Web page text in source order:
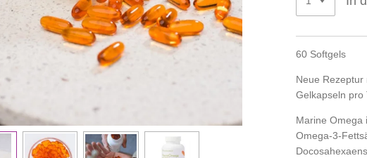
60 Softgels
Neue Rezeptur
Gelkapseln pro
Marine Omega
Omega-3-